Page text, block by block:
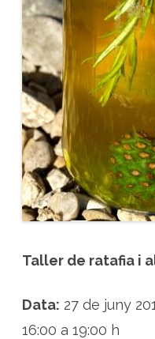
Taller de ratafia i
Data: 27 de juny
16:00 a 19:00 h